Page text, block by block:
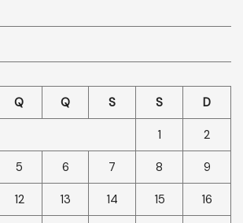
Q Q S S D
1 2
5 6 7 8 9
12 13 14 15 16